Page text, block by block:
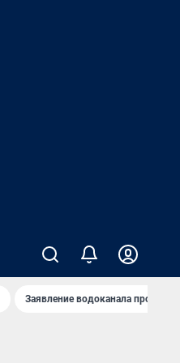
Заявление водоканала про